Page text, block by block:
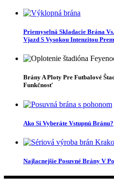
Priemyselná Skladacie Brána
Vjazd S Vysokou Intenzitou
Brány A Ploty Pre Futbalové
Funkčnosť
Ako Si Vyberáte Vstupnú Bránu?
Najlacnejšie Posuvné Brány V